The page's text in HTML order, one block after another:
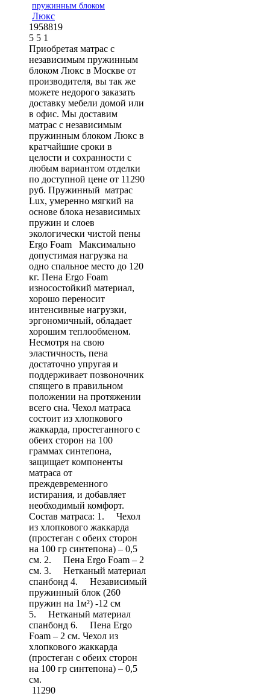
пружинным блоком
Люкс
1958819
5 5 1
Приобретая матрас с
независимым пружинным
блоком Люкс в Москве от
производителя, вы так же
можете недорого заказать
доставку мебели домой или
в офис. Мы доставим
матрас с независимым
пружинным блоком Люкс в
кратчайшие сроки в
целости и сохранности с
любым вариантом отделки
по доступной цене от 11290
руб. Пружинный матрас
Lux, умеренно мягкий на
основе блока независимых
пружин и слоев
экологически чистой пены
Ergo Foam Максимально
допустимая нагрузка на
одно спальное место до 120
кг. Пена Ergo Foam
износостойкий материал,
хорошо переносит
интенсивные нагрузки,
эргономичный, обладает
хорошим теплообменом.
Несмотря на свою
эластичность, пена
достаточно упругая и
поддерживает позвоночник
спящего в правильном
положении на протяжении
всего сна. Чехол матраса
состоит из хлопкового
жаккарда, простеганного с
обеих сторон на 100
граммах синтепона,
защищает компоненты
матраса от
преждевременного
истирания, и добавляет
необходимый комфорт.
Состав матраса: 1. Чехол
из хлопкового жаккарда
(простеган с обеих сторон
на 100 гр синтепона) – 0,5
см. 2. Пена Ergo Foam – 2
см. 3. Нетканый материал
спанбонд 4. Независимый
пружинный блок (260
пружин на 1м²) -12 см
5. Нетканый материал
спанбонд 6. Пена Ergo
Foam – 2 см. Чехол из
хлопкового жаккарда
(простеган с обеих сторон
на 100 гр синтепона) – 0,5
см.
11290